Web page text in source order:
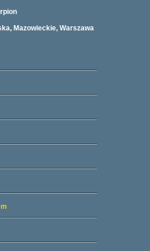
Mazowieckie, Warszawa